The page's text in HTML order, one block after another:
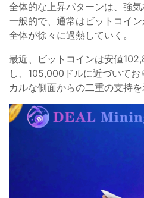
全体的な上昇パターンは、強
一般的で、通常はビットコイ
全体が徐々に過熱していく。
最近、ビットコインは安値
し、105,000ドルに近づいて
カルな側面からの二重の支持を